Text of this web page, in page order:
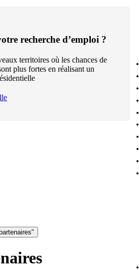
recherche d’emploi ?
territoires où les chances de
plus fortes en réalisant un